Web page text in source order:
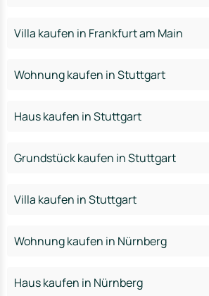
Villa kaufen in Frankfurt am Main
Wohnung kaufen in Stuttgart
Haus kaufen in Stuttgart
Grundstück kaufen in Stuttgart
Villa kaufen in Stuttgart
Wohnung kaufen in Nürnberg
Haus kaufen in Nürnberg